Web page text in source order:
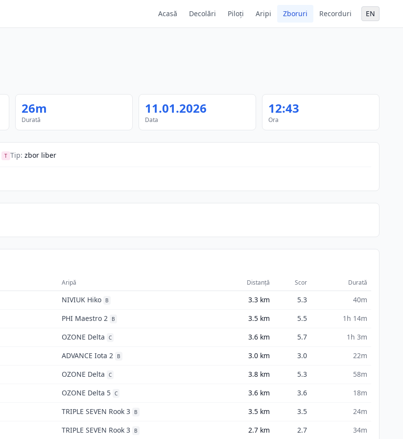
Acasă Decolări Piloți Aripi Zboruri Recorduri EN
26m
Durată
11.01.2026
Data
12:43
Ora
T Tip: zbor liber
Aripă Distanță Scor Durată
NIVIUK Hiko B 3.3 km 5.3
40m
PHI Maestro 2 B 3.5 km 5.5
1h 14m
OZONE Delta C 3.6 km 5.7
1h 3m
ADVANCE Iota 2 B 3.0 km 3.0
22m
OZONE Delta C 3.8 km 5.3
58m
OZONE Delta 5 C 3.6 km 3.6
18m
TRIPLE SEVEN Rook 3 B 3.5 km 3.5
24m
TRIPLE SEVEN Rook 3 B 2.7 km 2.7 34m